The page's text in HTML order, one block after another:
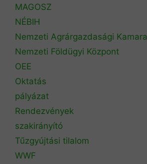
MAGOSZ
NÉBIH
Nemzeti Agrárgazdasági Kamara
Nemzeti Földügyi Központ
OEE
Oktatás
pályázat
Rendezvények
szakirányító
Tűzgyújtási tilalom
WWF